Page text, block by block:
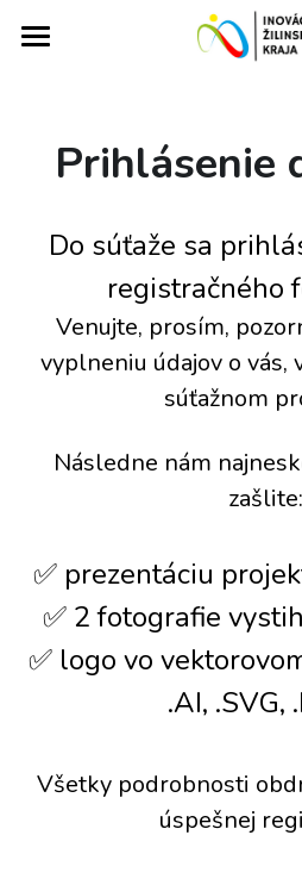
Prihlásenie do súťaže
Čo je to Pitch Deck?
Inovatívna firma alebo
Regionálna inovácia
Foto/videogaléria
Ročník 2024
Ročník 2023
Ročník 2022
Predchádzajúce ročníky
Ročník 2024
Ročník 2023
Účastníci a víťazi súťaže
Blog
Prihlásenie
registračného
Venujte, prosím,
vyplneniu údajov o vás,
súťažnom
Následne nám
zašlite:
✅ prezentáciu
✅ 2 fotografie
✅ logo vo
.AI, .SVG,
Všetky podrobnosti
úspešnej
KATEGORIE